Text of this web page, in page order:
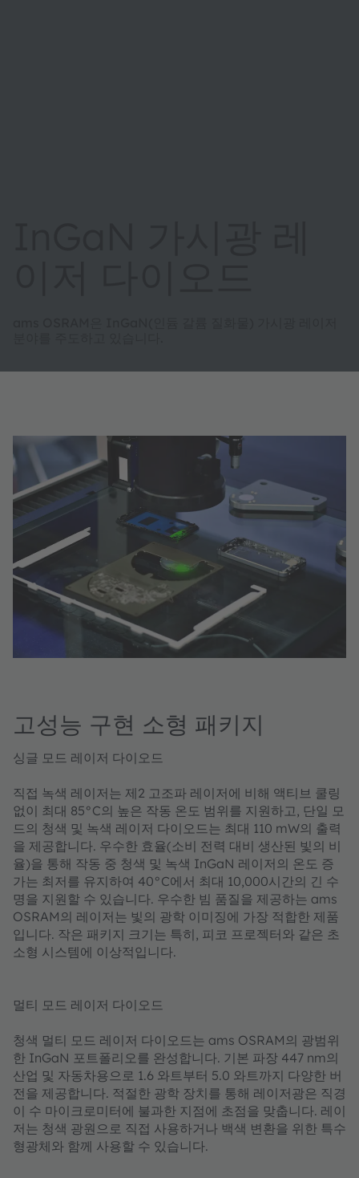
고성능 구현 소형 패키지
싱글 모드 레이저 다이오드
직접 녹색 레이저는 제2 고조파 레이저에 비해 액티브 쿨링
없이 최대 85°C의 높은 작동 온도 범위를 지원하고, 단일 모
드의 청색 및 녹색 레이저 다이오드는 최대 110 mW의 출력
을 제공합니다. 우수한 효율(소비 전력 대비 생산된 빛의 비
율)을 통해 작동 중 청색 및 녹색 InGaN 레이저의 온도 증
가는 최저를 유지하여 40°C에서 최대 10,000시간의 긴 수
명을 지원할 수 있습니다. 우수한 빔 품질을 제공하는 ams
OSRAM의 레이저는 빛의 광학 이미징에 가장 적합한 제품
입니다. 작은 패키지 크기는 특히, 피코 프로젝터와 같은 초
소형 시스템에 이상적입니다.
멀티 모드 레이저 다이오드
청색 멀티 모드 레이저 다이오드는 ams OSRAM의 광범위
한 InGaN 포트폴리오를 완성합니다. 기본 파장 447 nm의
산업 및 자동차용으로 1.6 와트부터 5.0 와트까지 다양한 버
전을 제공합니다. 적절한 광학 장치를 통해 레이저광은 직경
이 수 마이크로미터에 불과한 지점에 초점을 맞춥니다. 레이
저는 청색 광원으로 직접 사용하거나 백색 변환을 위한 특수
형광체와 함께 사용할 수 있습니다.